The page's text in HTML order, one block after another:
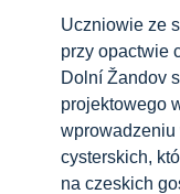
Uczniowie ze
przy opactwie
Dolní Žandov
projektowego
wprowadzeniu
cysterskich,
na czeskich